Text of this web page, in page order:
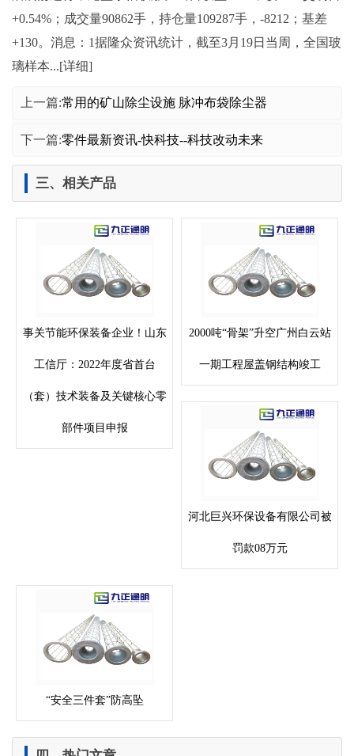
+0.54%；成交量90862手，持仓量109287手，-8212；基差
+130。消息：1据隆众资讯统计，截至3月19日当周，全国玻
璃样本...[详细]
上一篇:常用的矿山除尘设施 脉冲布袋除尘器
下一篇:零件最新资讯-快科技--科技改动未来
三、相关产品
事关节能环保装备企业！山东
工信厅：2022年度省首台
（套）技术装备及关键核心零
部件项目申报
2000吨“骨架”升空广州白云站
一期工程屋盖钢结构竣工
河北巨兴环保设备有限公司被
罚款08万元
“安全三件套”防高坠